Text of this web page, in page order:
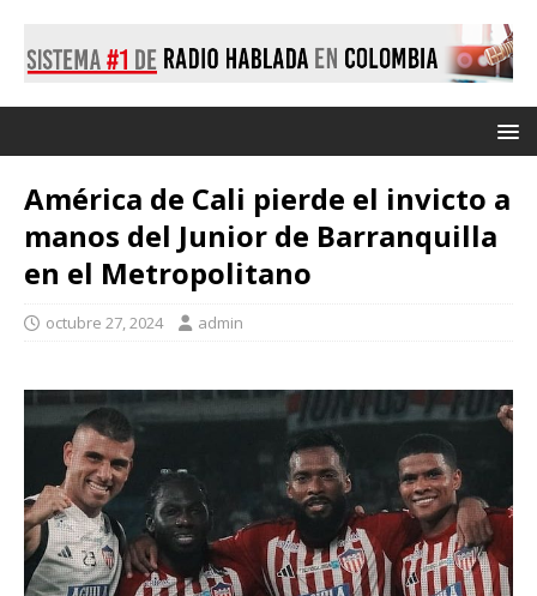
América de Cali pierde el invicto a
manos del Junior de Barranquilla
en el Metropolitano
octubre 27, 2024 admin